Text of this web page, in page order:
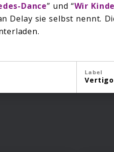
Dance” und “Wir
Delay sie selbst nennt.
Label